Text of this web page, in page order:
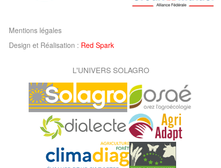
Mentions légales
Design et Réalisation : Red Spark
L'UNIVERS SOLAGRO